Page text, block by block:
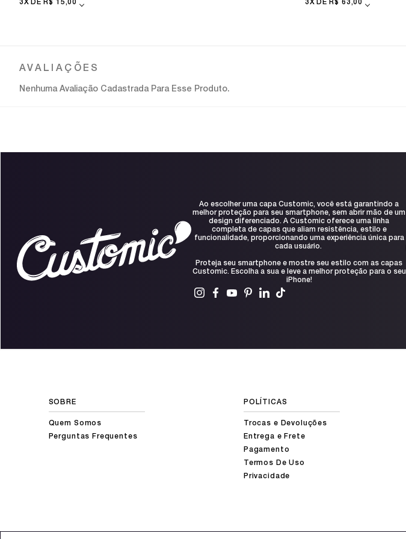
BRANCO
3X R$ 15,00 3X R$ 63,00
Nenhuma Avaliação Cadastrada Para Esse Produto.
Ao escolher uma capa Customic, você está garantindo a
melhor proteção para seu smartphone, sem abrir mão de um
design diferenciado. A Customic oferece uma linha
completa de capas que aliam resistência, estilo e
funcionalidade, proporcionando uma experiência única para
cada usuário.
Proteja seu smartphone e mostre seu estilo com as capas
Customic. Escolha a sua e leve a melhor proteção para o seu
iPhone!
SOBRE
Quem Somos
Perguntas Frequentes
POLÍTICAS
Trocas e Devoluções
Entrega e Frete
Pagamento
Termos De Uso
Privacidade